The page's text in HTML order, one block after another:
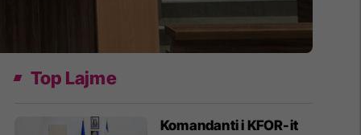
Top Lajme
Komandanti i KFOR-it